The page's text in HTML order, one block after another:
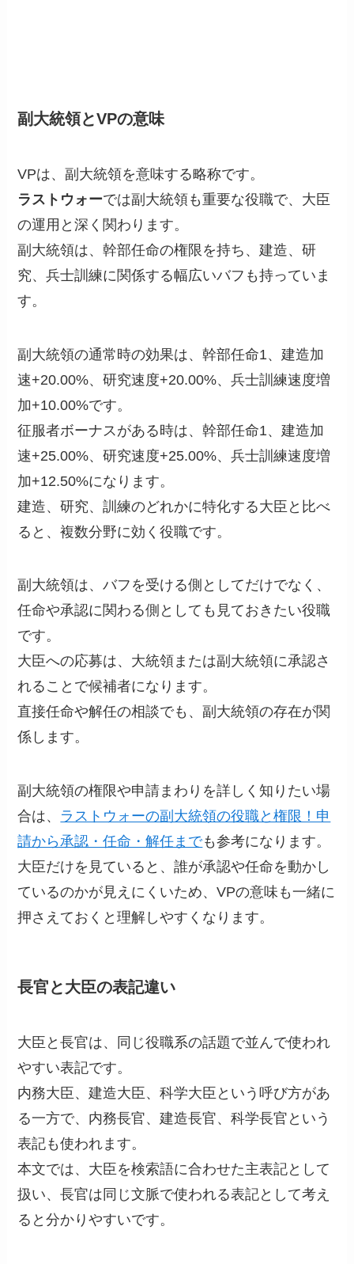
副大統領とVPの意味
VPは、副大統領を意味する略称です。
ラストウォーでは副大統領も重要な役職で、大臣
の運用と深く関わります。
副大統領は、幹部任命の権限を持ち、建造、研
究、兵士訓練に関係する幅広いバフも持っていま
す。
副大統領の通常時の効果は、幹部任命1、建造加
速+20.00%、研究速度+20.00%、兵士訓練速度増
加+10.00%です。
征服者ボーナスがある時は、幹部任命1、建造加
速+25.00%、研究速度+25.00%、兵士訓練速度増
加+12.50%になります。
建造、研究、訓練のどれかに特化する大臣と比べ
ると、複数分野に効く役職です。
副大統領は、バフを受ける側としてだけでなく、
任命や承認に関わる側としても見ておきたい役職
です。
大臣への応募は、大統領または副大統領に承認さ
れることで候補者になります。
直接任命や解任の相談でも、副大統領の存在が関
係します。
副大統領の権限や申請まわりを詳しく知りたい場
合は、 ラストウォーの副大統領の役職と権限！申
請から承認・任命・解任までも参考になります。
大臣だけを見ていると、誰が承認や任命を動かし
ているのかが見えにくいため、VPの意味も一緒に
押さえておくと理解しやすくなります。
長官と大臣の表記違い
大臣と長官は、同じ役職系の話題で並んで使われ
やすい表記です。
内務大臣、建造大臣、科学大臣という呼び方があ
る一方で、内務長官、建造長官、科学長官という
表記も使われます。
本文では、大臣を検索語に合わせた主表記として
扱い、長官は同じ文脈で使われる表記として考え
ると分かりやすいです。